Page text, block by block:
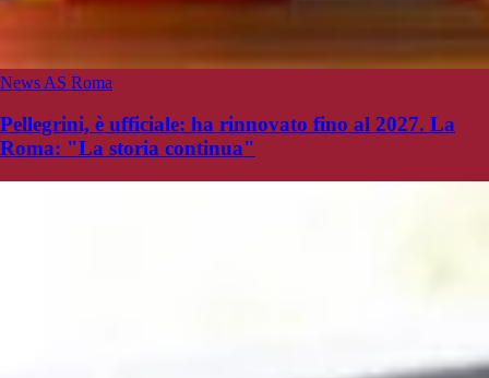
News AS Roma
Pellegrini, è ufficiale: ha rinnovato fino al 2027. La
Roma: "La storia continua"